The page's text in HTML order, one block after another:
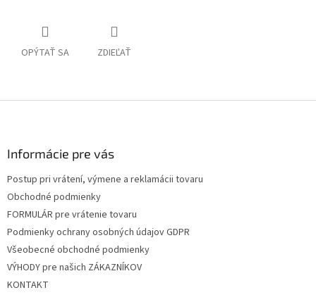
OPÝTAŤ SA ZDIEĽAŤ
Informácie pre vás
Postup pri vrátení, výmene a reklamácii tovaru
Obchodné podmienky
FORMULÁR pre vrátenie tovaru
Podmienky ochrany osobných údajov GDPR
Všeobecné obchodné podmienky
VÝHODY pre našich ZÁKAZNÍKOV
KONTAKT